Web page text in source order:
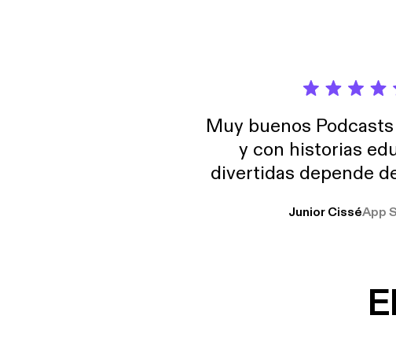
Muy buenos
y con historias
divertidas depende
trabajo ya que estoy
Junior CisséApp